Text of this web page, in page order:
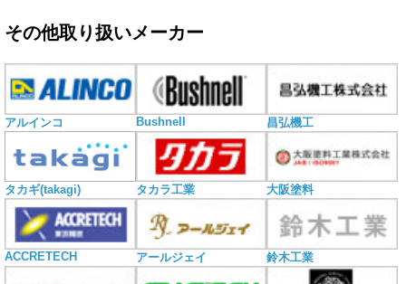
その他取り扱いメーカー
アルインコ Bushnell 昌弘機工
タカギ(takagi) タカラ工業 大阪塗料
ACCRETECH アールジェイ 鈴木工業